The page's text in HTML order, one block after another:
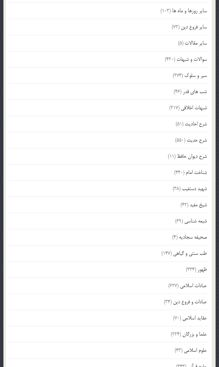
سایر روزها و ماه ها (103)
سایر فروع دین (72)
سایر مقالات (5)
سوالات و شبهات (420)
سیر و سلوک (274)
شب های قدر (46)
شبهات اخلاقی (217)
شرح احادیث (51)
شرح حدیث (550)
شرح دیوان حافظ (11)
شناخت امام (440)
شهید دستغیب(38)
شیخ مفید(42)
شیعه شناسی (69)
صحیفه سجادیه (4)
طب سنتی و گیاهی (147)
ظهور (334)
عبادات اسلامی (627)
عبادات و فروع دین (34)
عقاید اسلامی (70)
علما و بزرگان(224)
علوم اسلامی (43)